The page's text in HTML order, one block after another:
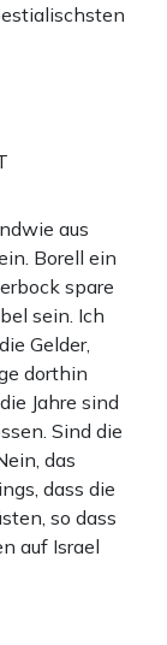
aus
Borell ein
spare
sein. Ich
Gelder,
dorthin
Jahre sind
Sind die
das
dass die
so dass
auf Israel